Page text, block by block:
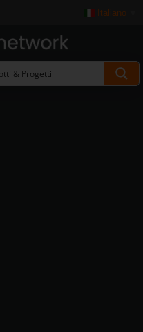
Italiano